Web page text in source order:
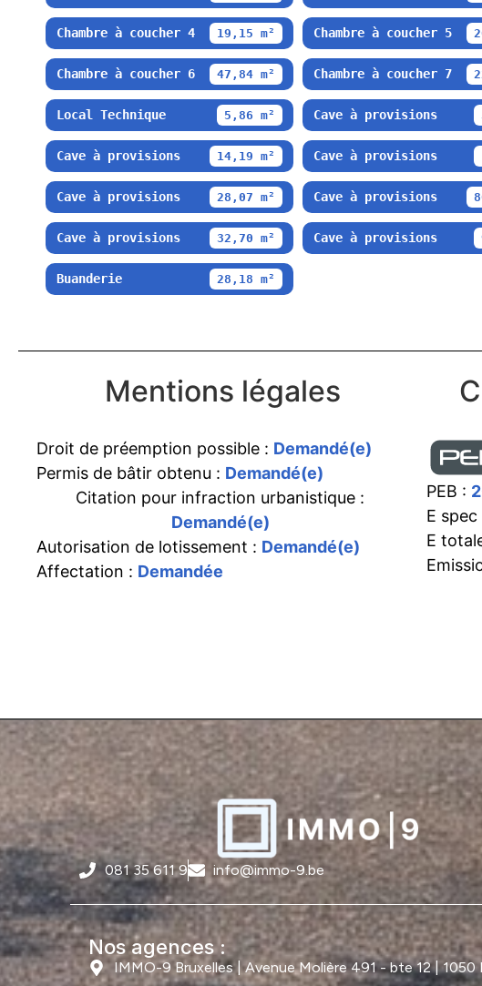
Chambre à coucher 4 19,15 m² Chambre à coucher 5
Chambre à coucher 6 47,84 m² Chambre à coucher 7
Local Technique 5,86 m² Cave à provisions
Cave à provisions 14,19 m² Cave à provisions
Cave à provisions 28,07 m² Cave à provisions
Cave à provisions 32,70 m² Cave à provisions
Buanderie 28,18 m²
Mentions légales
Droit de préemption possible : Demandé(e)
Permis de bâtir obtenu : Demandé(e)
Citation pour infraction urbanistique :
Demandé(e)
Autorisation de lotissement : Demandé(e)
Affectation : Demandée
PEB :
E spec
E
081 35 611 9 info@immo-9.be
Nos agences :
IMMO-9 Bruxelles | Avenue Molière 491 - bte 12 | 1050